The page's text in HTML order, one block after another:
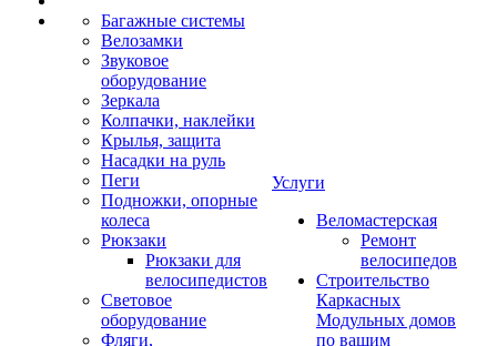
Багажные системы
Велозамки
Звуковое
оборудование
Зеркала
Колпачки, наклейки
Крылья, защита
Насадки на руль
Пеги
Подножки, опорные
колеса
Рюкзаки
Рюкзаки для
велосипедистов
Световое
оборудование
Фляги,
Услуги
Веломастерская
Ремонт
велосипедов
Строительство
Каркасных
Модульных домов
по вашим